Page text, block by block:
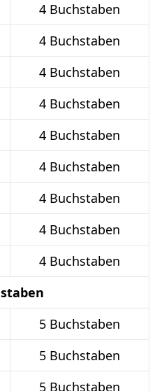
4 Buchstaben
4 Buchstaben
4 Buchstaben
4 Buchstaben
4 Buchstaben
4 Buchstaben
4 Buchstaben
4 Buchstaben
4 Buchstaben
5 Buchstaben
5 Buchstaben
5 Buchstaben